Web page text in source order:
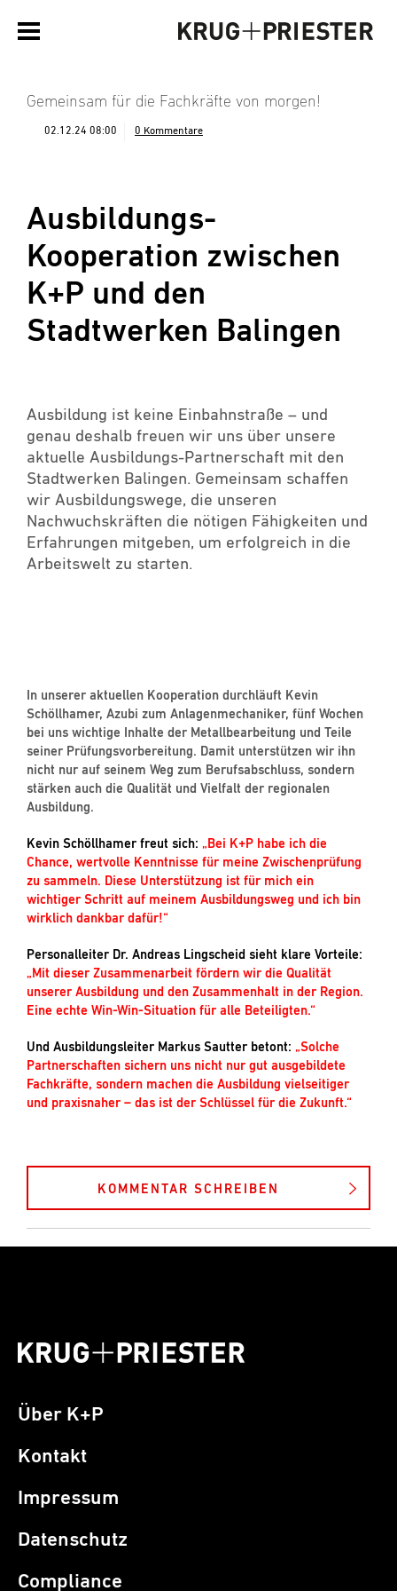
Gemeinsam für die Fachkräfte von morgen!
02.12.24 08:00 0 Kommentare
Ausbildungs-
Kooperation zwischen
K+P und den
Stadtwerken Balingen
Ausbildung ist keine Einbahnstraße – und
genau deshalb freuen wir uns über unsere
aktuelle Ausbildungs-Partnerschaft mit den
Stadtwerken Balingen. Gemeinsam schaffen
wir Ausbildungswege, die unseren
Nachwuchskräften die nötigen Fähigkeiten und
Erfahrungen mitgeben, um erfolgreich in die
Arbeitswelt zu starten.
In unserer aktuellen Kooperation durchläuft Kevin
Schöllhamer, Azubi zum Anlagenmechaniker, fünf Wochen
bei uns wichtige Inhalte der Metallbearbeitung und Teile
seiner Prüfungsvorbereitung. Damit unterstützen wir ihn
nicht nur auf seinem Weg zum Berufsabschluss, sondern
stärken auch die Qualität und Vielfalt der regionalen
Ausbildung.
Kevin Schöllhamer freut sich: „Bei K+P habe ich die
Chance, wertvolle Kenntnisse für meine Zwischenprüfung
zu sammeln. Diese Unterstützung ist für mich ein
wichtiger Schritt auf meinem Ausbildungsweg und ich bin
wirklich dankbar dafür!“
Personalleiter Dr. Andreas Lingscheid sieht klare Vorteile:
„Mit dieser Zusammenarbeit fördern wir die Qualität
unserer Ausbildung und den Zusammenhalt in der Region.
Eine echte Win-Win-Situation für alle Beteiligten.“
Und Ausbildungsleiter Markus Sautter betont: „Solche
Partnerschaften sichern uns nicht nur gut ausgebildete
Fachkräfte, sondern machen die Ausbildung vielseitiger
und praxisnaher – das ist der Schlüssel für die Zukunft.“
KOMMENTAR SCHREIBEN
Über K+P
Kontakt
Impressum
Datenschutz
Compliance